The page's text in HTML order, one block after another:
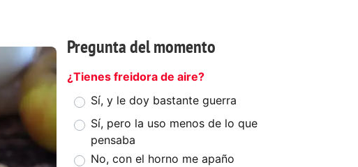
Pregunta del momento
¿Tienes freidora de aire?
Sí, y le doy bastante guerra
Sí, pero la uso menos de lo que
pensaba
No, con el horno me apaño